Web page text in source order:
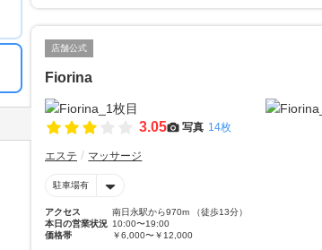
店舗公式
Fiorina
3.05 写真 14枚
エステ マッサージ
駐車場有
アクセス
南日永駅から970m （徒歩13分）
本日の営業状況 10:00〜19:00
価格帯
￥6,000〜￥12,000